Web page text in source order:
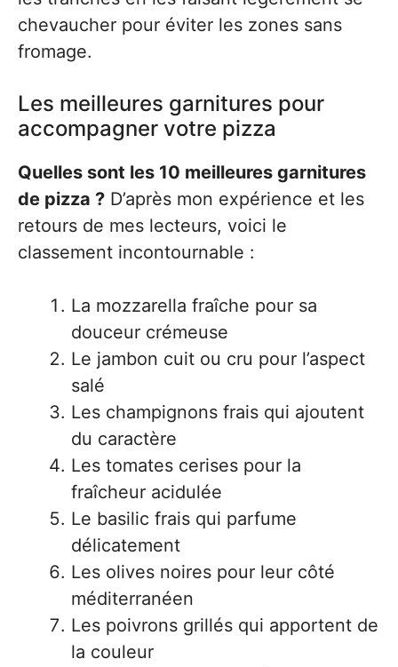
chevaucher pour éviter les zones sans
fromage.
Les meilleures garnitures pour
accompagner votre pizza
Quelles sont les 10 meilleures garnitures
de pizza ? D’après mon expérience et les
retours de mes lecteurs, voici le
classement incontournable :
La mozzarella fraîche pour sa
douceur crémeuse
Le jambon cuit ou cru pour l’aspect
salé
Les champignons frais qui ajoutent
du caractère
Les tomates cerises pour la
fraîcheur acidulée
Le basilic frais qui parfume
délicatement
Les olives noires pour leur côté
méditerranéen
Les poivrons grillés qui apportent de
la couleur